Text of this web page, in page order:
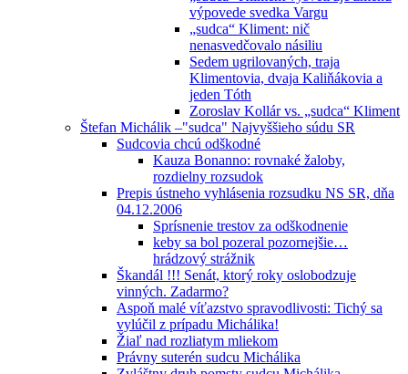
výpovede svedka Vargu
„sudca“ Kliment: nič
nenasvedčovalo násiliu
Sedem ugrilovaných, traja
Klimentovia, dvaja Kaliňákovia a
jeden Tóth
Zoroslav Kollár vs. „sudca“ Kliment
Štefan Michálik –"sudca" Najvyššieho súdu SR
Sudcovia chcú odškodné
Kauza Bonanno: rovnaké žaloby,
rozdielny rozsudok
Prepis ústneho vyhlásenia rozsudku NS SR, dňa
04.12.2006
Sprísnenie trestov za odškodnenie
keby sa bol pozeral pozornejšie…
hrádzový strážnik
Škandál !!! Senát, ktorý roky oslobodzuje
vinných. Zadarmo?
Aspoň malé víťazstvo spravodlivosti: Tichý sa
vylúčil z prípadu Michálika!
Žiaľ nad rozliatym mliekom
Právny suterén sudcu Michálika